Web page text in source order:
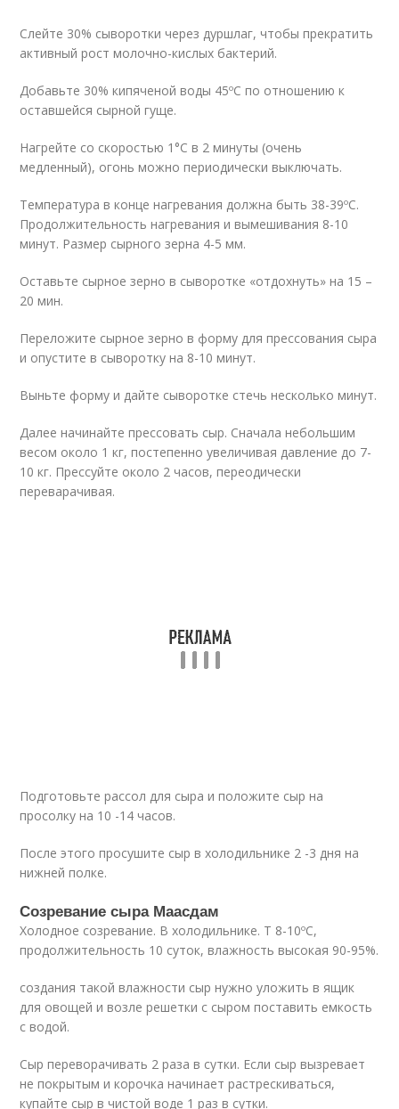
Слейте 30% сыворотки через дуршлаг, чтобы прекратить
активный рост молочно-кислых бактерий.
Добавьте 30% кипяченой воды 45ºС по отношению к
оставшейся сырной гуще.
Нагрейте со скоростью 1°С в 2 минуты (очень
медленный), огонь можно периодически выключать.
Температура в конце нагревания должна быть 38-39ºС.
Продолжительность нагревания и вымешивания 8-10
минут. Размер сырного зерна 4-5 мм.
Оставьте сырное зерно в сыворотке «отдохнуть» на 15 –
20 мин.
Переложите сырное зерно в форму для прессования сыра
и опустите в сыворотку на 8-10 минут.
Выньте форму и дайте сыворотке стечь несколько минут.
Далее начинайте прессовать сыр. Сначала небольшим
весом около 1 кг, постепенно увеличивая давление до 7-
10 кг. Прессуйте около 2 часов, переодически
переварачивая.
Подготовьте рассол для сыра и положите сыр на
просолку на 10 -14 часов.
После этого просушите сыр в холодильнике 2 -3 дня на
нижней полке.
Созревание сыра Маасдам
Холодное созревание. В холодильнике. Т 8-10ºС,
продолжительность 10 суток, влажность высокая 90-95%.
создания такой влажности сыр нужно уложить в ящик
для овощей и возле решетки с сыром поставить емкость
с водой.
Сыр переворачивать 2 раза в сутки. Если сыр вызревает
не покрытым и корочка начинает растрескиваться,
купайте сыр в чистой воде 1 раз в сутки.